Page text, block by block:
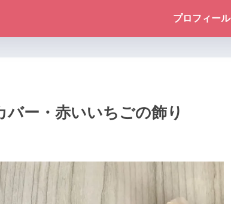
プロフィール
ー・赤いいちごの飾り